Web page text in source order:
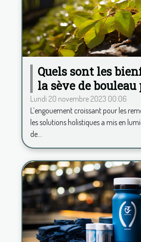
Quels sont les
la sève de bouleau
santé ?
Lundi 20 novembre 2023 00:06
L’engouement croissant pour les
les solutions holistiques a mis en
de...